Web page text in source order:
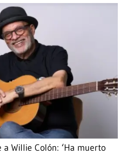
Willie Colón: ‘Ha muerto